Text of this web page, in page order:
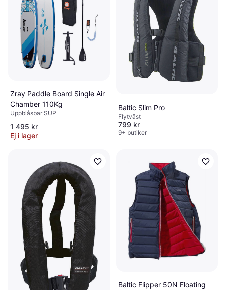
din nästa sim- & vattensportutrustning och njut av ditt nästa
vattenäventyr!
Mer om sim- & vattensport »
Zray Paddle Board Single Air
Chamber 110Kg
Uppblåsbar SUP
1 495 kr
Ej i lager
Baltic Slim Pro
Flytväst
799 kr
9+ butiker
Baltic Flipper 50N Floating